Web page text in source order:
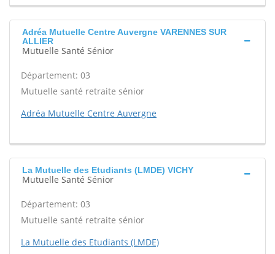
Adréa Mutuelle Centre Auvergne VARENNES SUR
ALLIER
Mutuelle Santé Sénior
Département: 03
Mutuelle santé retraite sénior
Adréa Mutuelle Centre Auvergne
La Mutuelle des Etudiants (LMDE) VICHY
Mutuelle Santé Sénior
Département: 03
Mutuelle santé retraite sénior
La Mutuelle des Etudiants (LMDE)